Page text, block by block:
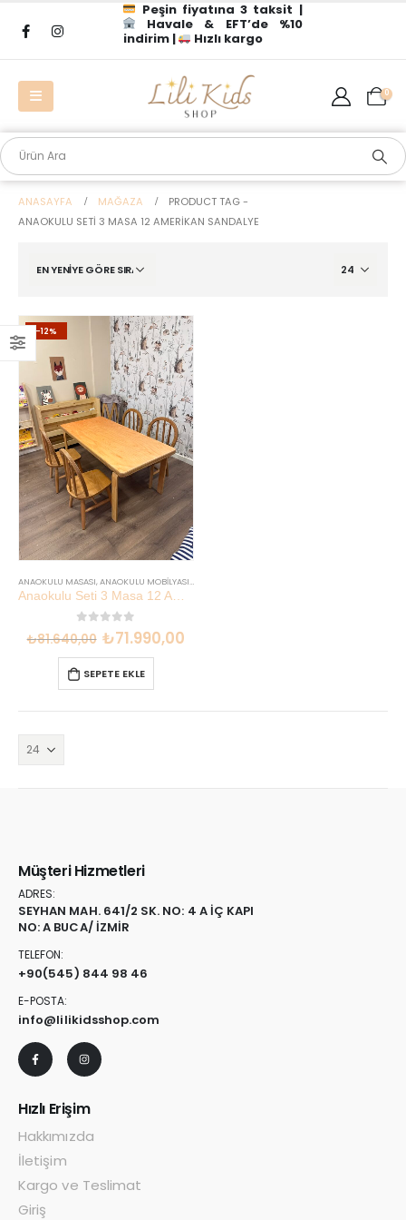
Peşin fiyatına 3 taksit |
Havale & EFT’de %10
indirim |
Hızlı kargo
0
ANASAYFA MAĞAZA
PRODUCT TAG -
ANAOKULU SETI 3 MASA 12 AMERIKAN SANDALYE
-12%
ANAOKULU MASASI,ANAOKULU MOBILYASI,İNDIRIMLI SETLER
out of 5
₺81.640,00 ₺71.990,00
SEPETE EKLE
Müşteri Hizmetleri
ADRES:
SEYHAN MAH. 641/2 SK. NO: 4 A İÇ KAPI
NO: A BUCA/ İZMİR
TELEFON:
+90(545) 844 98 46
E-POSTA:
info@lilikidsshop.com
Hızlı Erişim
Hakkımızda
İletişim
Kargo ve Teslimat
Giriş